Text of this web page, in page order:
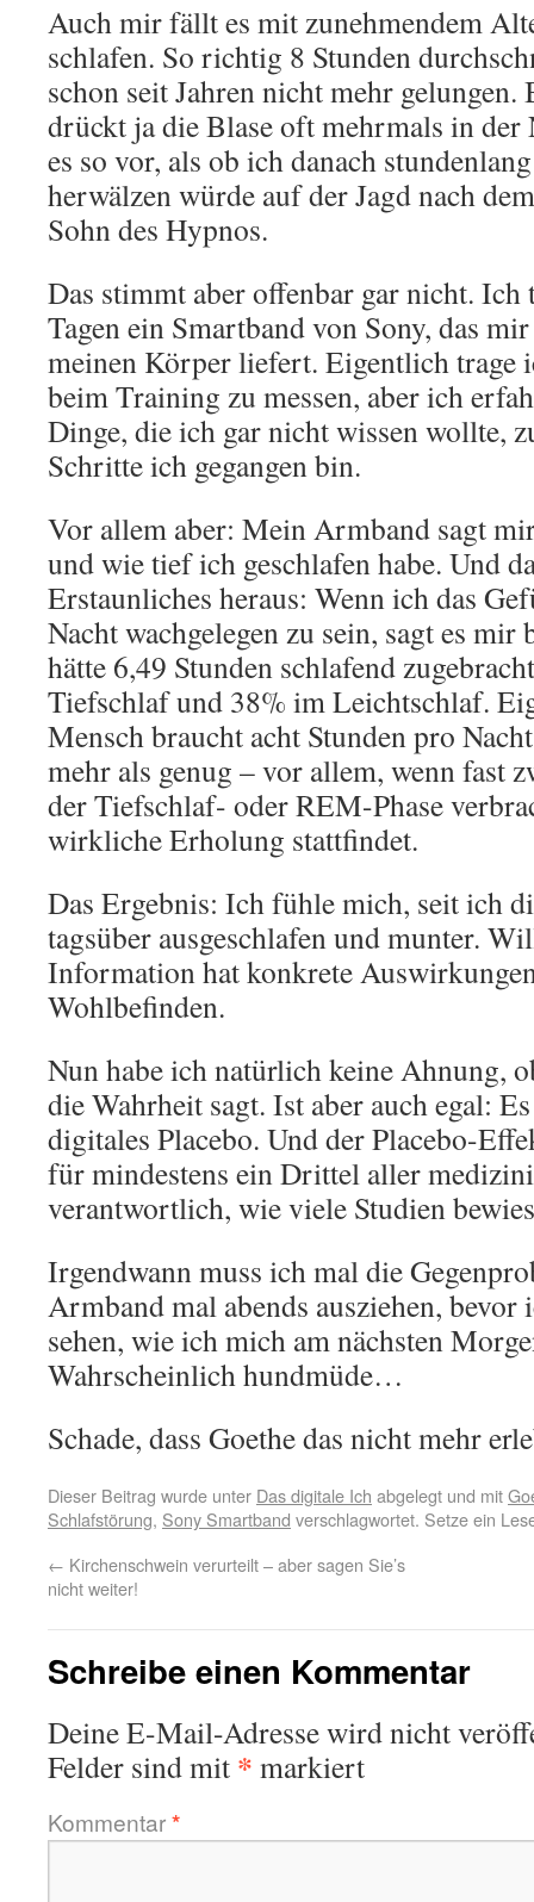
Auch mir fällt es mit zunehmendem
schlafen. So richtig 8 Stunden
schon seit Jahren nicht mehr
drückt ja die Blase oft mehrmals in
es so vor, als ob ich danach
herwälzen würde auf der Jagd nach
Sohn des Hypnos.
Das stimmt aber offenbar gar nicht. Ich
Tagen ein Smartband von Sony, das
meinen Körper liefert. Eigentlich trage
beim Training zu messen, aber ich
Dinge, die ich gar nicht wissen wollte,
Schritte ich gegangen bin.
Vor allem aber: Mein Armband sagt
und wie tief ich geschlafen habe. Und
Erstaunliches heraus: Wenn ich das
Nacht wachgelegen zu sein, sagt es mir
hätte 6,49 Stunden schlafend
Tiefschlaf und 38% im Leichtschlaf.
Mensch braucht acht Stunden pro
mehr als genug – vor allem, wenn fast
der Tiefschlaf- oder REM-Phase
wirkliche Erholung stattfindet.
Das Ergebnis: Ich fühle mich, seit ich
tagsüber ausgeschlafen und munter.
Information hat konkrete
Wohlbefinden.
Nun habe ich natürlich keine Ahnung,
die Wahrheit sagt. Ist aber auch egal:
digitales Placebo. Und der Placebo-
für mindestens ein Drittel aller
verantwortlich, wie viele Studien
Irgendwann muss ich mal die
Armband mal abends ausziehen,
sehen, wie ich mich am nächsten
Wahrscheinlich hundmüde…
Schade, dass Goethe das nicht mehr
Dieser Beitrag wurde unter Das digitale Ich abgelegt und mit
Schlafstörung, Sony Smartband verschlagwortet. Setze ein
← Kirchenschwein verurteilt – aber sagen Sie’s
nicht weiter!
Schreibe einen Kommentar
Deine E-Mail-Adresse wird nicht
Felder sind mit * markiert
Kommentar*